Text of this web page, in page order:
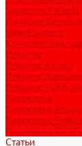
Svensson Parkett
Ламинат
Wood System
Композитная
Плинтус
Плинтус Amigo
Плинтус
Плинтус МДФ
Подложка
Подложка Amigo
Подложка
Подложка
Статьи